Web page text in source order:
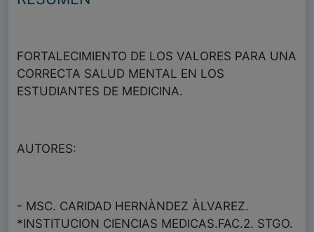
FORTALECIMIENTO DE LOS VALORES PARA UNA
CORRECTA SALUD MENTAL EN LOS
ESTUDIANTES DE MEDICINA.
AUTORES:
- MSC. CARIDAD HERNÀNDEZ ÀLVAREZ.
*INSTITUCION CIENCIAS MEDICAS.FAC.2. STGO.